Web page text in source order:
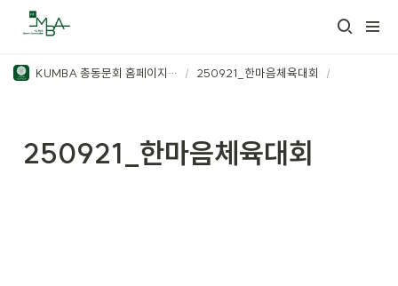
KUMBA 총동문회 홈페이지 관리 / 250921_한마음체육대회 /
250921_한마음체육대회